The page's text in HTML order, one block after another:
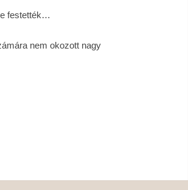
festették…
nem okozott nagy